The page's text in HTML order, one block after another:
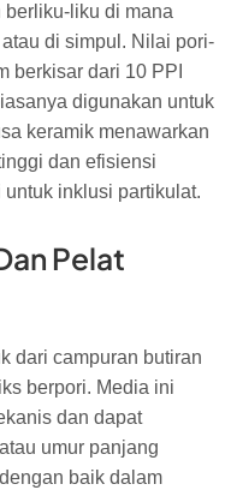
liku di mana
di simpul. Nilai pori-
berkisar dari 10 PPI
digunakan untuk
keramik menawarkan
dan efisiensi
inklusi partikulat.
Pelat
dari campuran butiran
berpori. Media ini
dan dapat
umur panjang
baik dalam